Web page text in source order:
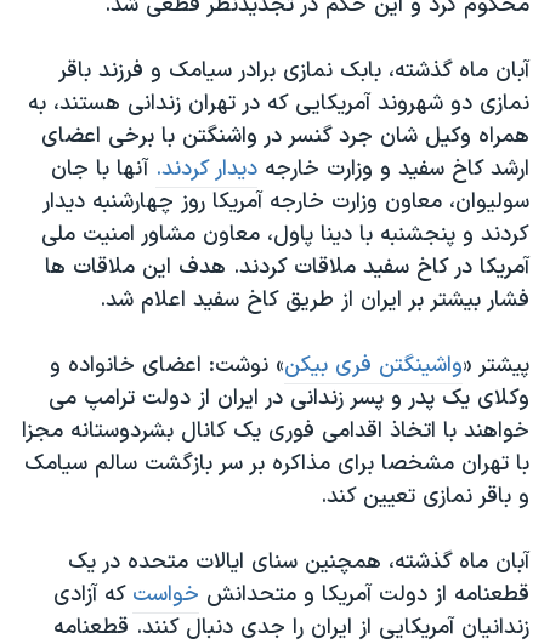
آبان ماه گذشته، بابک نمازی برادر سیامک و فرزند باقر
نمازی دو شهروند آمریکایی که در تهران زندانی هستند، به
همراه وکیل شان جرد گنسر در واشنگتن با برخی اعضای
ارشد کاخ سفید و وزارت خارجه دیدار کردند. آنها با جان
سولیوان، معاون وزارت خارجه آمریکا روز چهارشنبه دیدار
کردند و پنجشنبه با دینا پاول، معاون مشاور امنیت ملی
آمریکا در کاخ سفید ملاقات کردند. هدف این ملاقات ها
فشار بیشتر بر ایران از طریق کاخ سفید اعلام شد.
پیشتر «واشینگتن فری بیکن» نوشت: اعضای خانواده و
وکلای یک پدر و پسر زندانی در ایران از دولت ترامپ می
خواهند با اتخاذ اقدامی فوری یک کانال بشردوستانه مجزا
با تهران مشخصا برای مذاکره بر سر بازگشت سالم سیامک
و باقر نمازی تعیین کند.
آبان ماه گذشته، همچنین سنای ایالات متحده در یک
قطعنامه از دولت آمریکا و متحدانش خواست که آزادی
زندانیان آمریکایی از ایران را جدی دنبال کنند. قطعنامه